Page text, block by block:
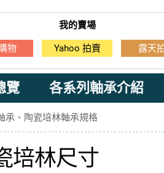
我的賣場
物 Yahoo 拍賣 露天
覽 各系列軸承介紹
承、陶瓷培林軸承規格
培林尺寸